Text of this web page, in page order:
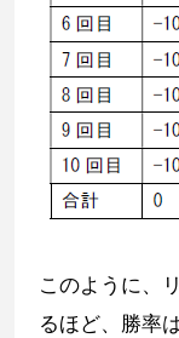
このように、
るほど、勝率